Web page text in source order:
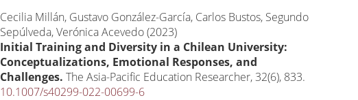
Cecilia Millán, Gustavo González-García, Carlos Bustos, Segundo
Sepúlveda, Verónica Acevedo (2023)
Initial Training and Diversity in a Chilean University:
Conceptualizations, Emotional Responses, and
Challenges.The Asia-Pacific Education Researcher, 32(6), 833.
10.1007/s40299-022-00699-6